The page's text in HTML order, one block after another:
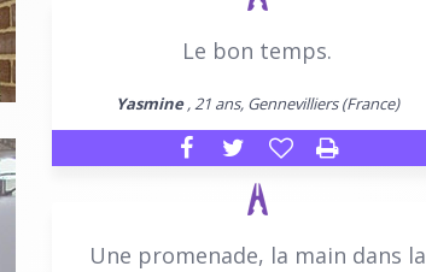
Le bon temps.
Yasmine, 21 ans, Gennevilliers (France)
Une promenade, la main dans la